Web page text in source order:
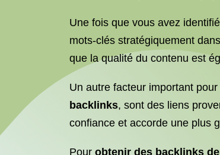
Une fois que vous avez
mots-clés stratégiquement
que la qualité du contenu est
Un autre facteur important
backlinks, sont des liens
confiance et accorde une plus
Pour obtenir des backlinks